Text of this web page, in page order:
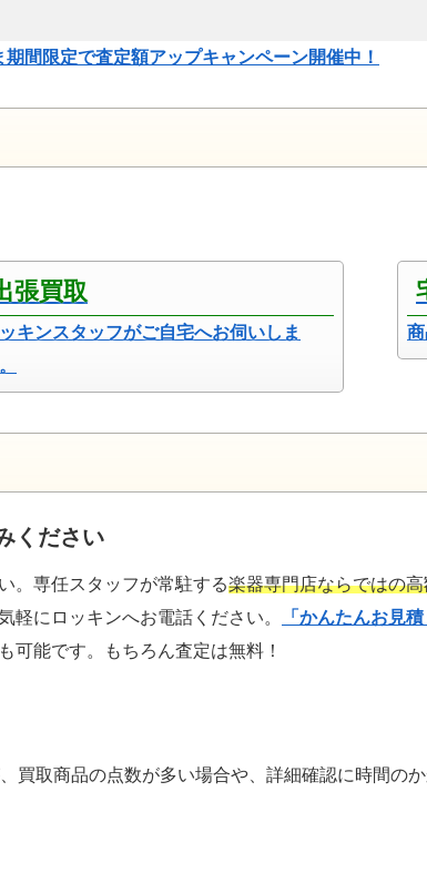
期間限定で査定額アップキャンペーン開催中！
張買取
キンスタッフがご自宅へお伺いしま
ください
。専任スタッフが常駐する楽器専門店ならではの
軽にロッキンへお電話ください。
「かんたんお見
可能です。もちろん査定は無料！
買取商品の点数が多い場合や、詳細確認に時間の